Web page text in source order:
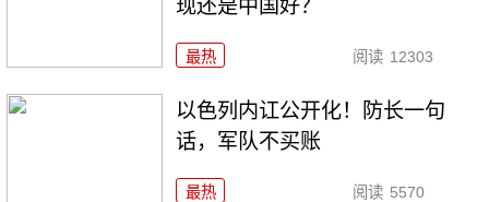
现还是中国好？
最热 阅读 12303
以色列内讧公开化！防长一句
话，军队不买账
最热 阅读 5570